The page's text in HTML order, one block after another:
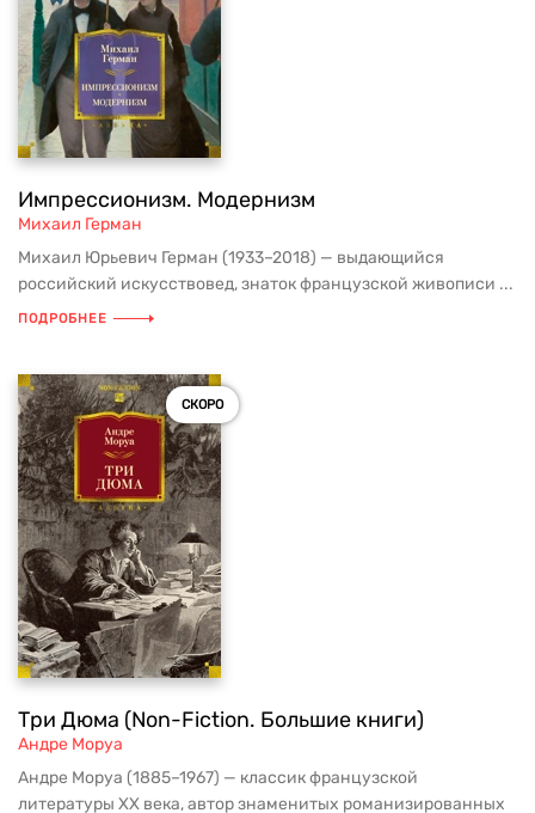
Импрессионизм. Модернизм
Михаил Герман
Михаил Юрьевич Герман (1933–2018) — выдающийся
российский искусствовед, знаток французской живописи ...
ПОДРОБНЕЕ
СКОРО
Три Дюма (Non-Fiction. Большие книги)
Андре Моруа
Андре Моруа (1885–1967) — классик французской
литературы XX века, автор знаменитых романизированных